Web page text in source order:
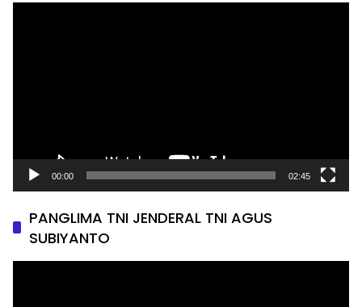
00:00 02:45
PANGLIMA TNI JENDERAL TNI AGUS
SUBIYANTO